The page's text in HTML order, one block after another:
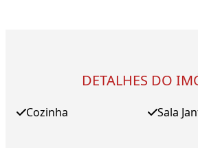
DETALHES DO
Cozinha Sala